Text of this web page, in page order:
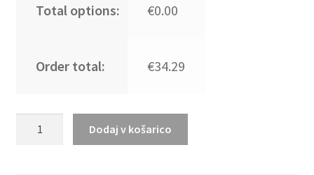
Total options: €0.00
Order total: €34.29
Dodaj v košarico